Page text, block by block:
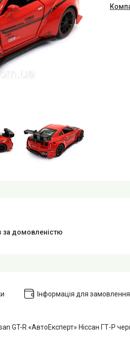
за домовленістю
Інформація для замовлення
GT-R «АвтоЕксперт» Ніссан ГТ-Р